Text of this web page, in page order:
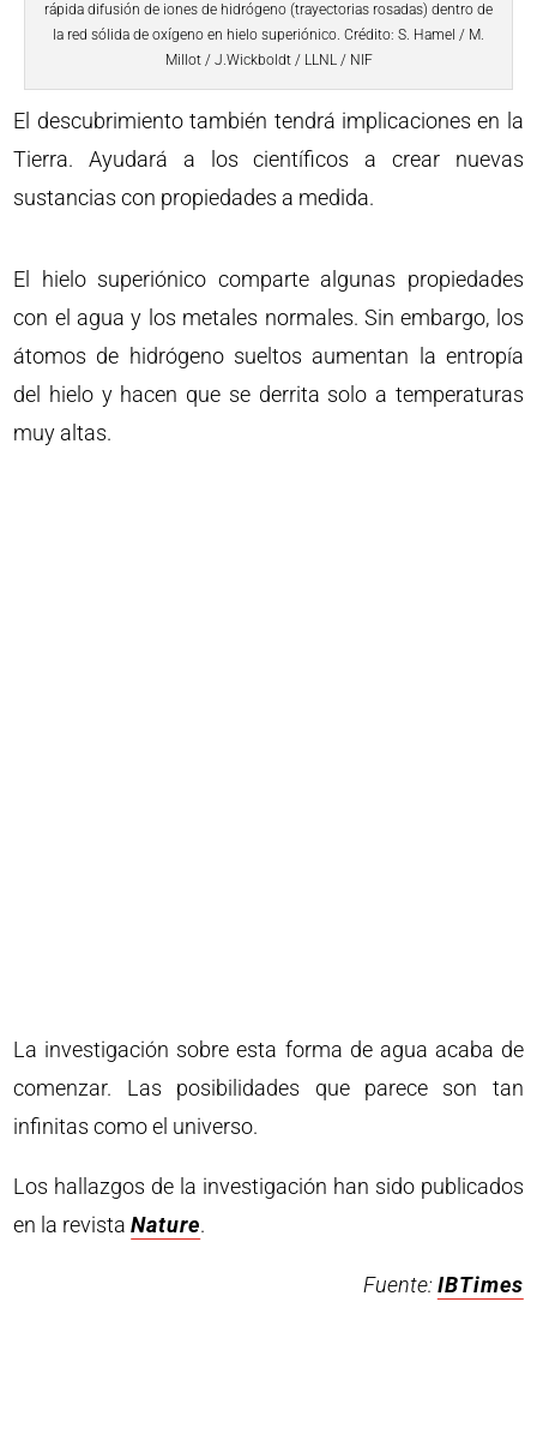
rápida difusión de iones de hidrógeno (trayectorias rosadas) dentro de
la red sólida de oxígeno en hielo superiónico. Crédito: S. Hamel / M.
Millot / J.Wickboldt / LLNL / NIF
El descubrimiento también tendrá implicaciones en la
Tierra. Ayudará a los científicos a crear nuevas
sustancias con propiedades a medida.
El hielo superiónico comparte algunas propiedades
con el agua y los metales normales. Sin embargo, los
átomos de hidrógeno sueltos aumentan la entropía
del hielo y hacen que se derrita solo a temperaturas
muy altas.
La investigación sobre esta forma de agua acaba de
comenzar. Las posibilidades que parece son tan
infinitas como el universo.
Los hallazgos de la investigación han sido publicados
en la revistaNature.
Fuente: IBTimes